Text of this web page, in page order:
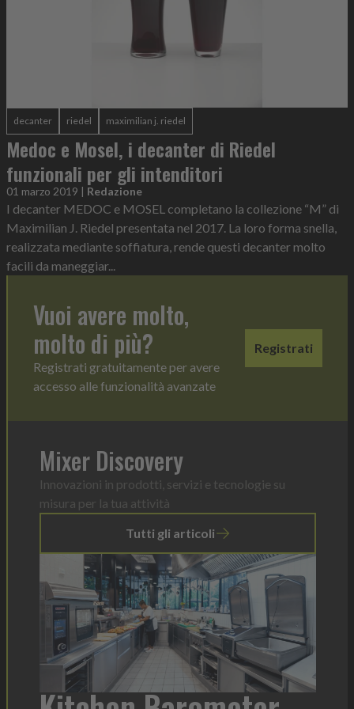
decanter riedel maximilian j. riedel
Medoc e Mosel, i decanter di Riedel
funzionali per gli intenditori
01 marzo 2019 | Redazione
I decanter MEDOC e MOSEL completano la collezione “M” di
Maximilian J. Riedel presentata nel 2017. La loro forma snella,
realizzata mediante soffiatura, rende questi decanter molto
facili da maneggiar...
Vuoi avere molto,
molto di più?
Registrati gratuitamente per avere
accesso alle funzionalità avanzate
Registrati
Mixer Discovery
Innovazioni in prodotti, servizi e tecnologie su
misura per la tua attività
Tutti gli articoli